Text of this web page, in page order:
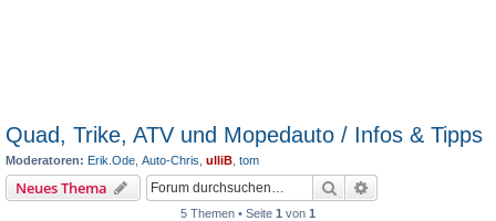
Quad, Trike, ATV und Mopedauto / Infos & Tipps
Moderatoren: Erik.Ode Auto-Chris ulliB tom
Neues Thema Suche
5 Themen • Seite 1 von 1